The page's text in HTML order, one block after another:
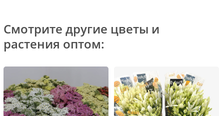
Смотрите другие цветы и
растения оптом: